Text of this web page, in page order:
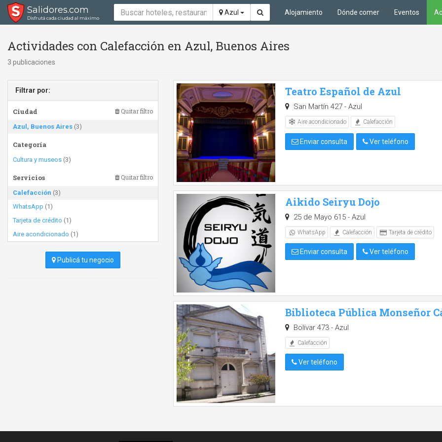
Salidores.com
Disfrutá cada ciudad al máximo
Azul Alojamiento Dónde comer Eventos
Actividades con Calefacción en Azul, Buenos Aires
3 publicaciones
Filtrar por:
Ciudad Quitar filtro
Azul, Buenos Aires (3)
Categoría
Cultura y museos (3)
Servicios Quitar filtro
Calefacción (3)
WhatsApp (1)
Tarjeta de crédito (1)
Aire acondicionado (1)
Publicá tu negocio
Teatro Español de Azul
San Martín 427 - Azul
Aire acondicionado Calefacción
Enviar consulta Ver teléfono
Aikido Seiryu Dojo
25 de Mayo 615 - Azul
WhatsApp Calefacción Tarjeta de crédito
Enviar consulta Ver teléfono
Biblioteca Pública Monseñor
Bolívar 473 - Azul
Calefacción
Ver teléfono